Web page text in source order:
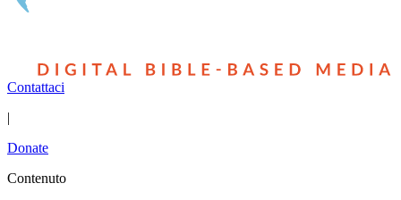
Contattaci
|
Donate
Contenuto